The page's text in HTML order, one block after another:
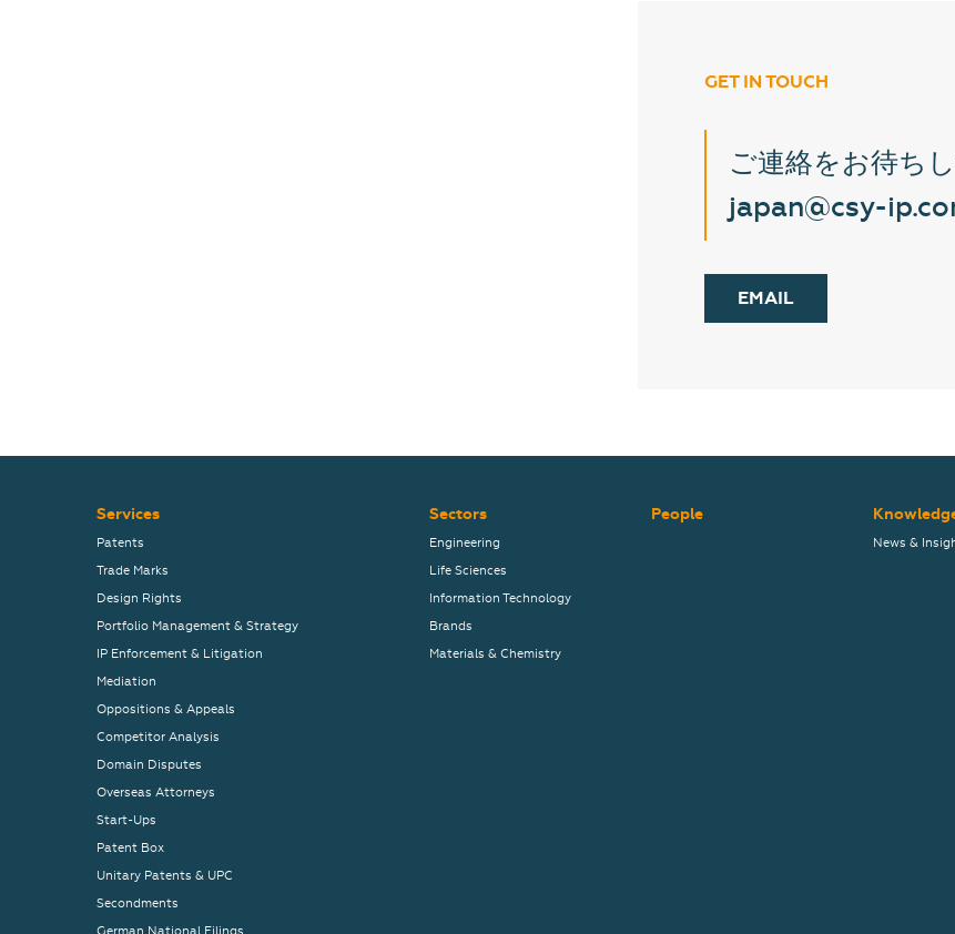
GET IN TOUCH
ご連絡をお待ち
japan@csy-
EMAIL
Services
Patents
Trade Marks
Design Rights
Portfolio Management & Strategy
IP Enforcement & Litigation
Mediation
Oppositions & Appeals
Competitor Analysis
Domain Disputes
Overseas Attorneys
Start-Ups
Patent Box
Unitary Patents & UPC
Secondments
Sectors
Engineering
Life Sciences
Information Technology
Brands
Materials & Chemistry
People
News &